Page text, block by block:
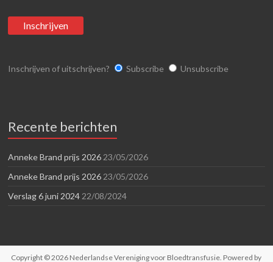
Inschrijven of uitschrijven? Subscribe Unsubscribe
Recente berichten
Anneke Brand prijs 2026 23/05/2026
Anneke Brand prijs 2026 23/05/2026
Verslag 6 juni 2024 22/08/2024
Copyright © 2026 Nederlandse Vereniging voor Bloedtransfusie . Powered by